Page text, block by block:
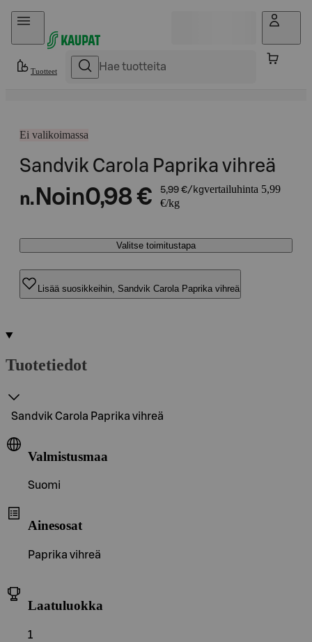
Hyppää sisältöön
Tuotteet
Ei valikoimassa
Sandvik Carola Paprika vihreä
n. Noin0,98 € 5,99 €/kgvertailuhinta 5,99
€/kg
Valitse toimitustapa
Lisää suosikkeihin, Sandvik Carola Paprika vihreä
Tuotetiedot
Sandvik Carola Paprika vihreä
Valmistusmaa
Suomi
Ainesosat
Paprika vihreä
Laatuluokka
1